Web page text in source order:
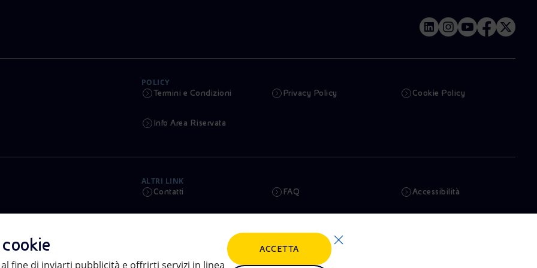
POLICY
Termini e Condizioni Privacy Policy Cookie Policy
Info Area Riservata
ALTRI LINK
Contatti FAQ Accessibilità
Truffe e Phishing
fine di inviarti pubblicità e offrirti servizi in linea
ACCETTA